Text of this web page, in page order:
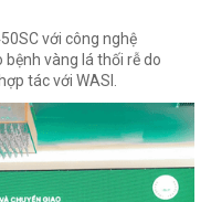
với công nghệ
vàng lá thối rễ do
tác với WASI.